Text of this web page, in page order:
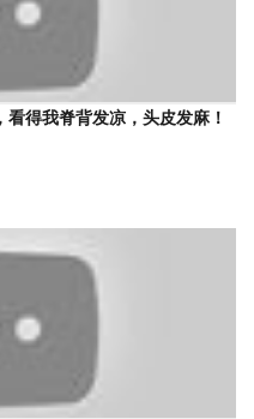
看得我脊背发凉，头皮发麻！